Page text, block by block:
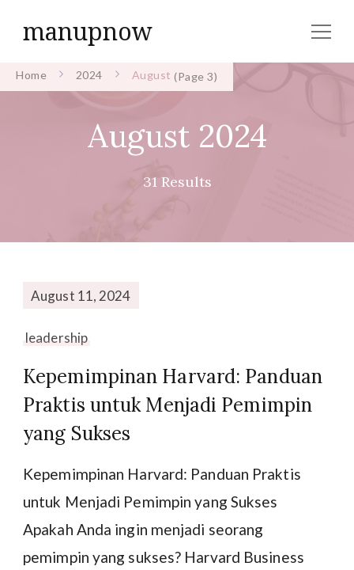
manupnow
Home 2024 August (Page 3)
August 2024
31 Results
August 11, 2024
leadership
Kepemimpinan Harvard: Panduan
Praktis untuk Menjadi Pemimpin
yang Sukses
Kepemimpinan Harvard: Panduan Praktis
untuk Menjadi Pemimpin yang Sukses
Apakah Anda ingin menjadi seorang
pemimpin yang sukses? Harvard Business